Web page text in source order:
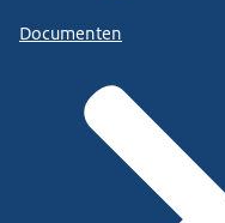
Documenten